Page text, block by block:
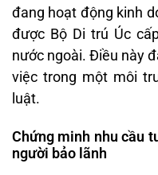
đang hoạt động kinh
được Bộ Di trú Úc
nước ngoài. Điều này
việc trong một môi
luật.
Chứng minh nhu cầu
người bảo lãnh